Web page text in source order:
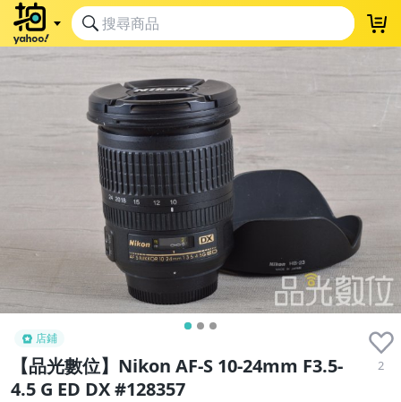
店鋪
【品光數位】Nikon AF-S 10-24mm F3.5-
4.5 G ED DX #128357
2